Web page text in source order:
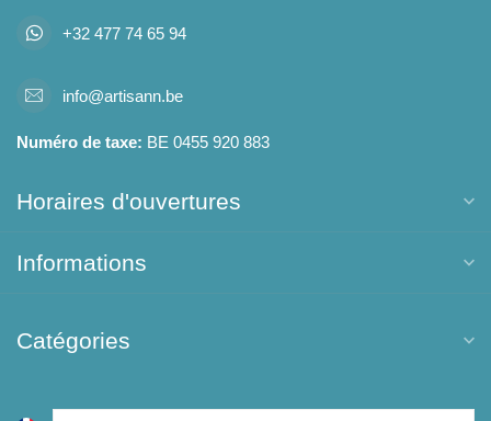
+32 477 74 65 94
info@artisann.be
Numéro de taxe: BE 0455 920 883
Horaires d'ouvertures
Informations
Catégories